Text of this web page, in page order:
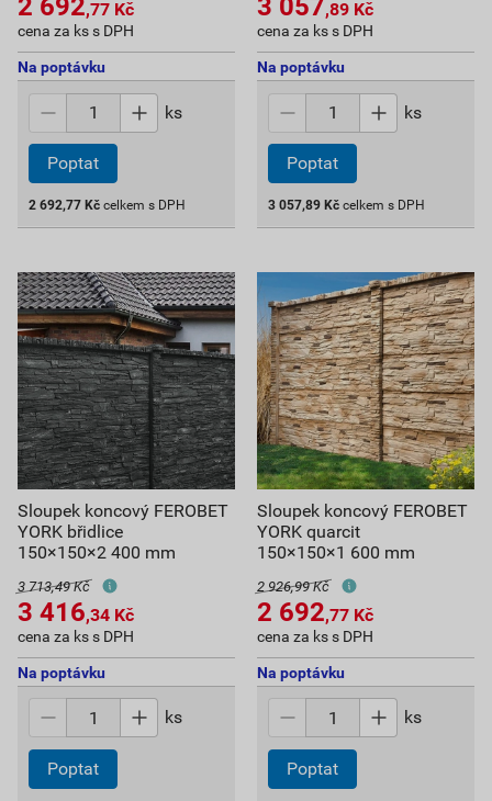
2 692,77 Kč
cena za ks s DPH
Na poptávku
ks
Poptat
2 692,77 Kč celkem s DPH
3 057,89 Kč
cena za ks s DPH
Na poptávku
ks
Poptat
3 057,89 Kč celkem s DPH
Sloupek koncový FEROBET
YORK břidlice
150×150×2 400 mm
3 713,49 Kč
3 416,34 Kč
cena za ks s DPH
Na poptávku
ks
Poptat
Sloupek koncový FEROBET
YORK quarcit
150×150×1 600 mm
2 926,99 Kč
2 692,77 Kč
cena za ks s DPH
Na poptávku
ks
Poptat